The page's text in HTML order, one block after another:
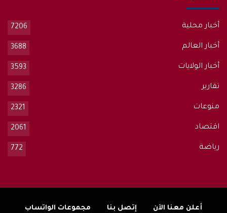
أخبار محلية 7206
أخبار العالم 3688
أخبار الولايات 3593
تقارير 3286
منوعات 2321
اقتصاد 2061
رياضة 772
أعلن معنا الآن إتصل بنا مجموعات الواتساب